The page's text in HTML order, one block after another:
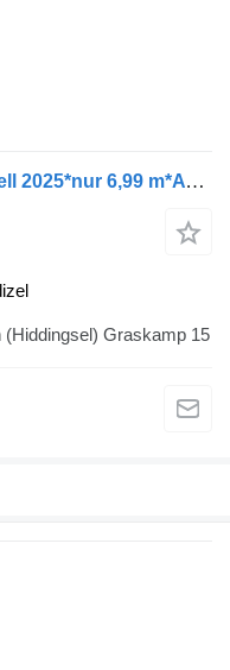
Adria Coral Axess 600 SL *Modell 2025*nur 6,99 m*AT8*
Njemačka, 48249 Dümo Dülmen (Hiddingsel) Graskamp 15